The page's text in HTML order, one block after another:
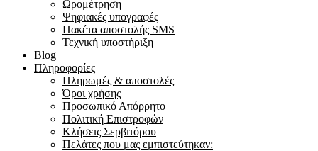
Ωρομέτρηση
Ψηφιακές υπογραφές
Πακέτα αποστολής SMS
Τεχνική υποστήριξη
Blog
Πληροφορίες
Πληρωμές & αποστολές
Όροι χρήσης
Προσωπικό Απόρρητο
Πολιτική Επιστροφών
Κλήσεις Σερβιτόρου
Πελάτες που μας εμπιστεύτηκαν: